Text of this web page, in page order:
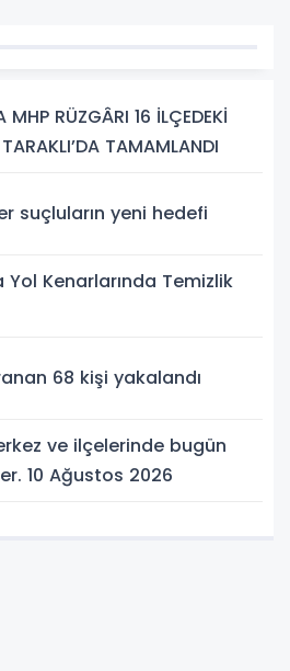
MHP RÜZGÂRI 16 İLÇEDEKİ
TAMAMLANDI
suçluların yeni hedefi
Yol Kenarlarında Temizlik
68 kişi yakalandı
ve ilçelerinde bugün
10 Ağustos 2026